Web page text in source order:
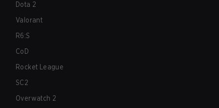
Dota 2
Valorant
R6:S
CoD
Rocket League
SC2
Overwatch 2